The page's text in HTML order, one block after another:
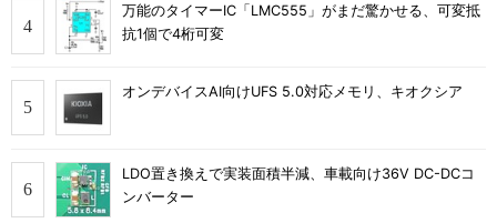
万能のタイマーIC「LMC555」がまだ驚かせる、可変抵
抗1個で4桁可変
オンデバイスAI向けUFS 5.0対応メモリ、キオクシア
LDO置き換えで実装面積半減、車載向け36V DC-DCコ
ンバーター